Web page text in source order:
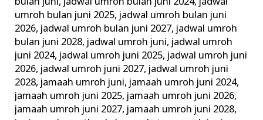
umroh bulan juni 2025, jadwal umroh bulan juni
2026, jadwal umroh bulan juni 2027, jadwal umroh
bulan juni 2028, jadwal umroh juni, jadwal umroh
juni 2024, jadwal umroh juni 2025, jadwal umroh juni
2026, jadwal umroh juni 2027, jadwal umroh juni
2028, jamaah umroh juni, jamaah umroh juni 2024,
jamaah umroh juni 2025, jamaah umroh juni 2026,
jamaah umroh juni 2027, jamaah umroh juni 2028,